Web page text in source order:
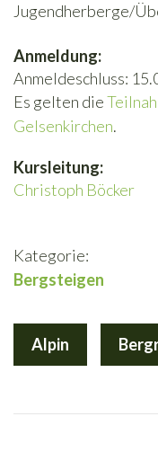
Jugendherberge/
Anmeldung:
Anmeldeschluss:
Es gelten die
Gelsenkirchen.
Kursleitung:
Christoph Böcker
Kategorie:
Bergsteigen
Alpin